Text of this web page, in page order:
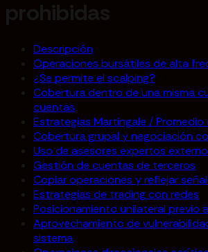
Descripción
Operaciones bursátiles de alta
¿Se permite el scalping?
Cobertura dentro de una misma
cuentas
Estrategias Martingale /
Cobertura grupal y negociación
Uso de asesores expertos
Gestión de cuentas de terceros
Copiar operaciones y reflejar
Estrategias de trading con redes
Posicionamiento unilateral previo
Aprovechamiento de
sistema